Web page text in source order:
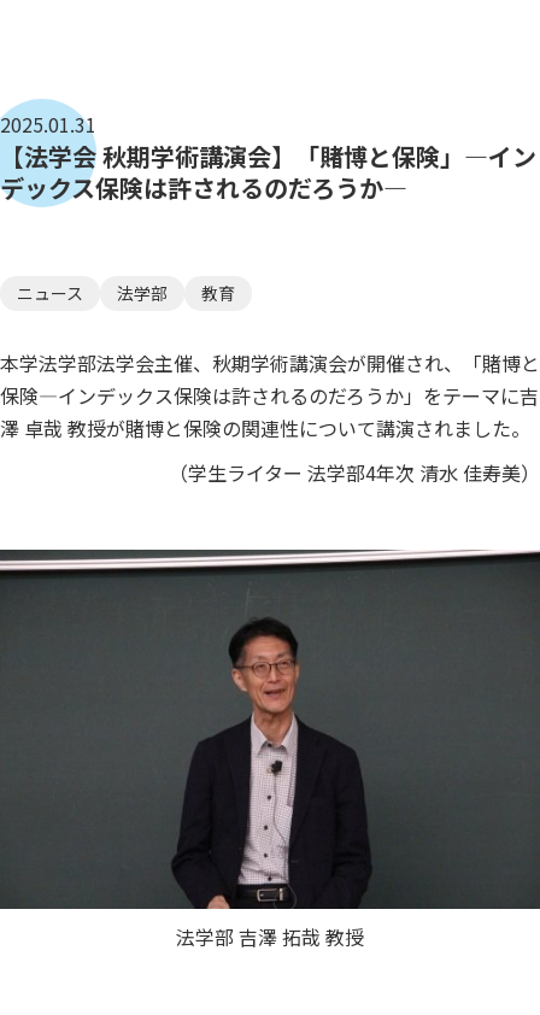
2025.01.31
【法学会 秋期学術講演会】「賭博と保険」—イン
デックス保険は許されるのだろうか—
ニュース 法学部 教育
本学法学部法学会主催、秋期学術講演会が開催され、「賭博と
保険—インデックス保険は許されるのだろうか」をテーマに吉
澤 卓哉 教授が賭博と保険の関連性について講演されました。
（学生ライター 法学部4年次 清水 佳寿美）
法学部 吉澤 拓哉 教授